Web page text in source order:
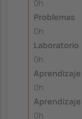
0h
Problemas
0h
Laboratorio
0h
0h
0h